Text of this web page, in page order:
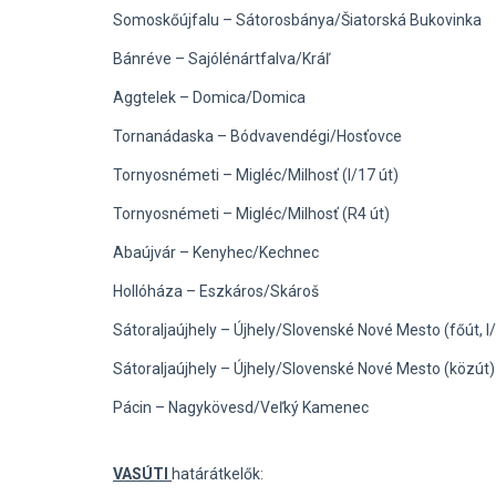
Somoskőújfalu – Sátorosbánya/Šiatorská Bukovinka
Bánréve – Sajólénártfalva/Kráľ
Aggtelek – Domica/Domica
Tornanádaska – Bódvavendégi/Hosťovce
Tornyosnémeti – Migléc/Milhosť (I/17 út)
Tornyosnémeti – Migléc/Milhosť (R4 út)
Abaújvár – Kenyhec/Kechnec
Hollóháza – Eszkáros/Skároš
Sátoraljaújhely – Újhely/Slovenské Nové Mesto (főút,
Sátoraljaújhely – Újhely/Slovenské Nové Mesto (közút)
Pácin – Nagykövesd/Veľký Kamenec
VASÚTI határátkelők: